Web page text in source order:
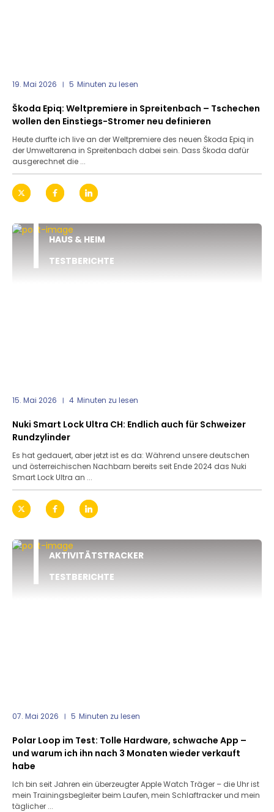
19. Mai 2026 5 Minuten zu lesen
Škoda Epiq: Weltpremiere in Spreitenbach – Tschechen
wollen den Einstiegs-Stromer neu definieren
Heute durfte ich live an der Weltpremiere des neuen Škoda Epiq in
der Umweltarena in Spreitenbach dabei sein. Dass Škoda dafür
ausgerechnet die ...
HAUS & HEIM
TESTBERICHTE
15. Mai 2026 4 Minuten zu lesen
Nuki Smart Lock Ultra CH: Endlich auch für Schweizer
Rundzylinder
Es hat gedauert, aber jetzt ist es da: Während unsere deutschen
und österreichischen Nachbarn bereits seit Ende 2024 das Nuki
Smart Lock Ultra an ...
AKTIVITÄTSTRACKER
TESTBERICHTE
07. Mai 2026 5 Minuten zu lesen
Polar Loop im Test: Tolle Hardware, schwache App –
und warum ich ihn nach 3 Monaten wieder verkauft
habe
Ich bin seit Jahren ein überzeugter Apple Watch Träger – die Uhr ist
mein Trainingsbegleiter beim Laufen, mein Schlaftracker und mein
täglicher ...